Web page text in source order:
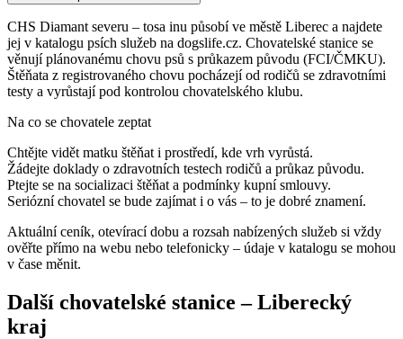
CHS Diamant severu – tosa inu působí ve městě Liberec a najdete
jej v katalogu psích služeb na dogslife.cz. Chovatelské stanice se
věnují plánovanému chovu psů s průkazem původu (FCI/ČMKU).
Štěňata z registrovaného chovu pocházejí od rodičů se zdravotními
testy a vyrůstají pod kontrolou chovatelského klubu.
Na co se chovatele zeptat
Chtějte vidět matku štěňat i prostředí, kde vrh vyrůstá.
Žádejte doklady o zdravotních testech rodičů a průkaz původu.
Ptejte se na socializaci štěňat a podmínky kupní smlouvy.
Seriózní chovatel se bude zajímat i o vás – to je dobré znamení.
Aktuální ceník, otevírací dobu a rozsah nabízených služeb si vždy
ověřte přímo na webu nebo telefonicky – údaje v katalogu se mohou
v čase měnit.
Další chovatelské stanice –Liberecký
kraj